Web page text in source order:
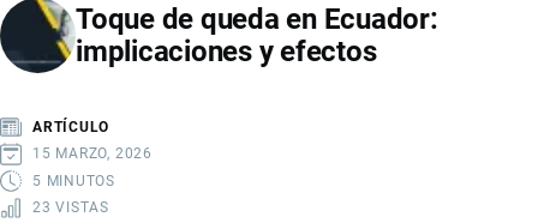
Toque de queda en Ecuador:
implicaciones y efectos
ARTÍCULO
15 MARZO, 2026
5 MINUTOS
23 VISTAS